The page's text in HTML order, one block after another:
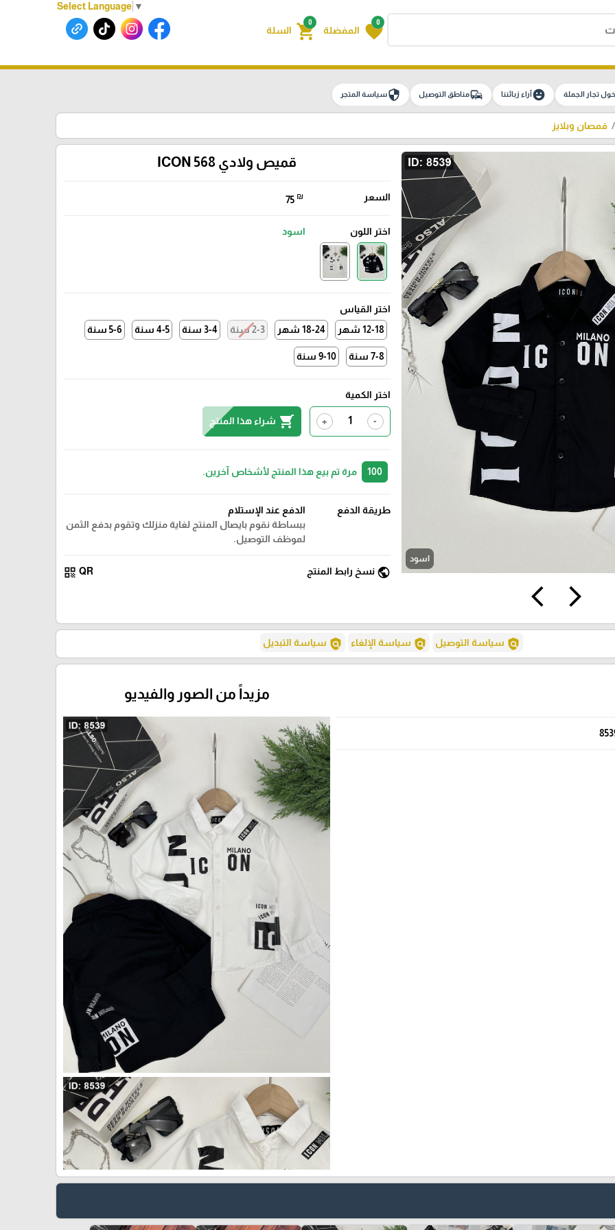
Select Language ▼
0
favorite المفضلة
0
shopping_cart السلة
تجار الجملة emoji_emotionsآراء زبائننا commuteمناطق التوصيل securityسياسة المتجر
قمصان وبلايز
اسود
arrow_forward_ios
arrow_back_ios
قميص ولادي 568 ICON
السعر 75 ₪
اختر اللون اسود
اختر القياس
12-18 شهر
18-24 شهر 2-3 سنة 3-4 سنة 4-5 سنة 5-6 سنة
7-8 سنة 9-10 سنة
اختر الكمية
-
+
shopping_cart شراء هذا المنتج
100 مرة تم بيع هذا المنتج لأشخاص آخرين.
طريقة الدفع
الدفع عند الإستلام
ببساطة نقوم بايصال المنتج لغاية منزلك وتقوم بدفع الثمن
لموظف التوصيل.
public نسخ رابط المنتج QR
qr_code
policy سياسة التوصيل policy سياسة الإلغاء policy سياسة التبديل
مزيداً من الصور والفيديو